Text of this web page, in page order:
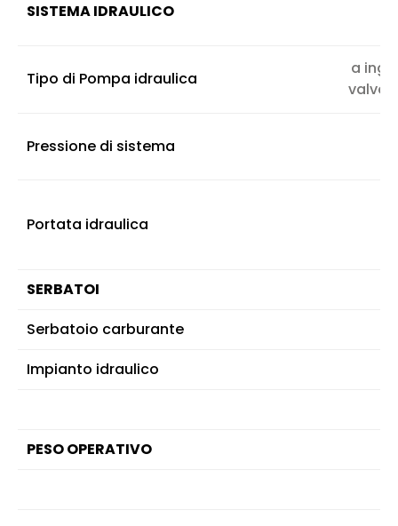
SISTEMA IDRAULICO
Tipo di Pompa idraulica
a
Pressione di sistema
Portata idraulica
SERBATOI
Serbatoio carburante
Impianto idraulico
PESO OPERATIVO